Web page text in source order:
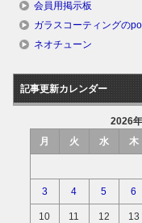
会員用掲示板
ガラスコーティングの
ネオチューン
記事更新カレンダー
2026
月
火 水 木
3 4 5 6
10 11 12 13